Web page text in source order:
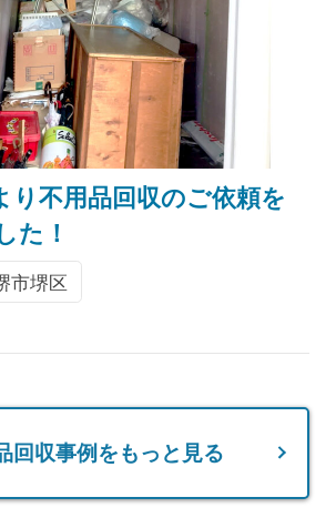
り不用品回収のご依頼を
た！
市堺区
回収事例をもっと見る